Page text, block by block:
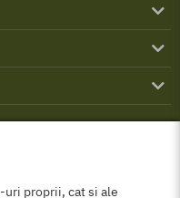
proprii, cat si ale